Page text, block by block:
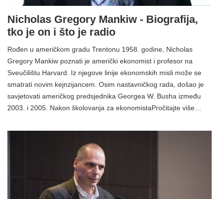
Nicholas Gregory Mankiw - Biografija,
tko je on i što je radio
Rođen u američkom gradu Trentonu 1958. godine, Nicholas
Gregory Mankiw poznati je američki ekonomist i profesor na
Sveučilištu Harvard. Iz njegove linije ekonomskih misli može se
smatrati novim kejnzijancem. Osim nastavničkog rada, došao je
savjetovati američkog predsjednika Georgea W. Busha između
2003. i 2005. Nakon školovanja za ekonomistaPročitajte više…